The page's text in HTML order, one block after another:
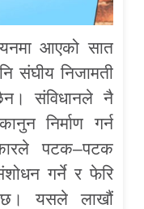
आएको सात
संघीय निजामती
संविधानले नै
निर्माण गर्न
पटक–पटक
गर्ने र फेरि
छ। यसले लाखौं